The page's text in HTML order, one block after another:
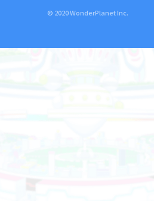
© 2020 WonderPlanet Inc.